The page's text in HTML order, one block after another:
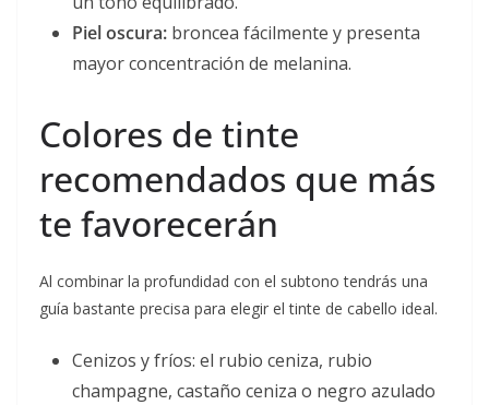
Piel oscura: broncea fácilmente y presenta
mayor concentración de melanina.
Colores de tinte
recomendados que más
te favorecerán
Al combinar la profundidad con el subtono tendrás una
guía bastante precisa para elegir el tinte de cabello ideal.
Cenizos y fríos: el rubio ceniza, rubio
champagne, castaño ceniza o negro azulado